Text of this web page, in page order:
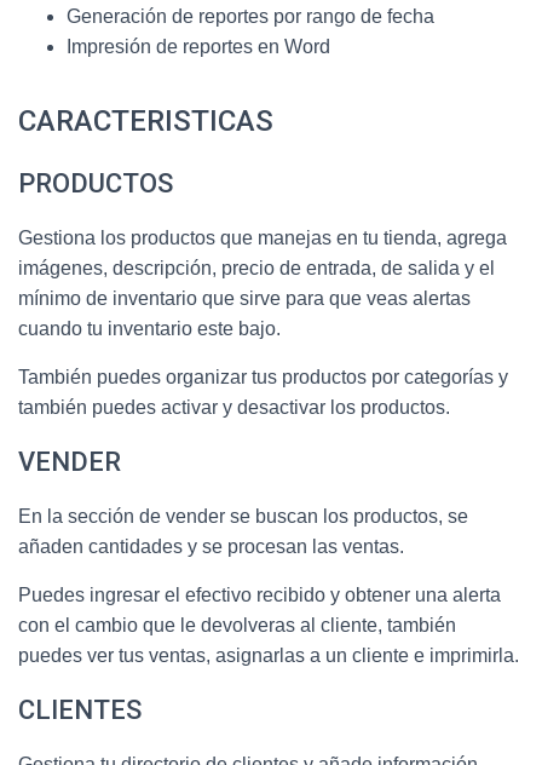
Generación de reportes por rango de fecha
Impresión de reportes en Word
CARACTERISTICAS
PRODUCTOS
Gestiona los productos que manejas en tu tienda, agrega
imágenes, descripción, precio de entrada, de salida y el
mínimo de inventario que sirve para que veas alertas
cuando tu inventario este bajo.
También puedes organizar tus productos por categorías y
también puedes activar y desactivar los productos.
VENDER
En la sección de vender se buscan los productos, se
añaden cantidades y se procesan las ventas.
Puedes ingresar el efectivo recibido y obtener una alerta
con el cambio que le devolveras al cliente, también
puedes ver tus ventas, asignarlas a un cliente e imprimirla.
CLIENTES